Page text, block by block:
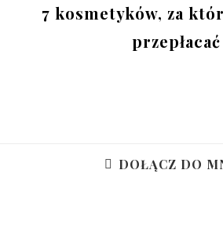
7 kosmetyków, za
przepłacać
DOŁĄCZ DO